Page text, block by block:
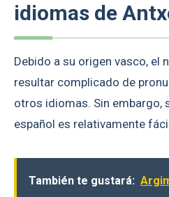
idiomas de
Debido a su origen vasco, el
resultar complicado de
otros idiomas. Sin embargo,
español es relativamente
También te gustará: